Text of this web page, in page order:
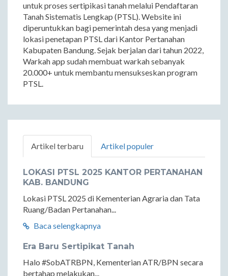
untuk proses sertipikasi tanah melalui Pendaftaran
Tanah Sistematis Lengkap (PTSL). Website ini
diperuntukkan bagi pemerintah desa yang menjadi
lokasi penetapan PTSL dari Kantor Pertanahan
Kabupaten Bandung. Sejak berjalan dari tahun 2022,
Warkah app sudah membuat warkah sebanyak
20.000+ untuk membantu mensukseskan program
PTSL.
Artikel terbaru Artikel populer
LOKASI PTSL 2025 KANTOR PERTANAHAN
KAB. BANDUNG
Lokasi PTSL 2025 di Kementerian Agraria dan Tata
Ruang/Badan Pertanahan...
Baca selengkapnya
Era Baru Sertipikat Tanah
Halo #SobATRBPN, Kementerian ATR/BPN secara
bertahap melakukan...